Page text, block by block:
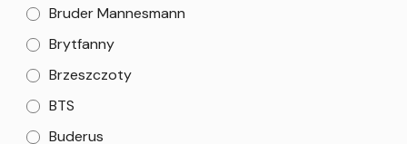
Bruder Mannesmann
Brytfanny
Brzeszczoty
BTS
Buderus